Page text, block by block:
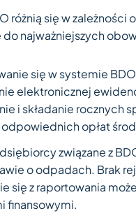
różnią się w zależności
do najważniejszych
się w systemie
elektronicznej
i składanie rocznych
odpowiednich opłat
związane z
o odpadach. Brak
się z raportowania
finansowymi.